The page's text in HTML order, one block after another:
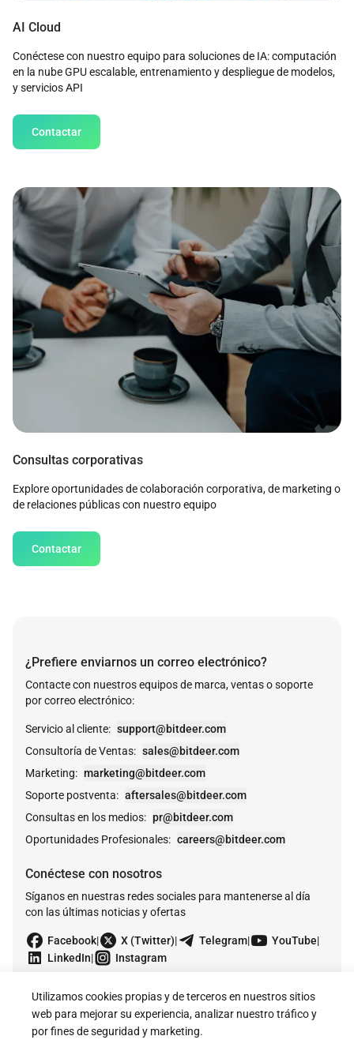
AI Cloud
Conéctese con nuestro equipo para soluciones de IA: computación
en la nube GPU escalable, entrenamiento y despliegue de modelos,
y servicios API
Contactar
Consultas corporativas
Explore oportunidades de colaboración corporativa, de marketing o
de relaciones públicas con nuestro equipo
Contactar
¿Prefiere enviarnos un correo electrónico?
Contacte con nuestros equipos de marca, ventas o soporte
por correo electrónico:
Servicio al cliente: support@bitdeer.com
Consultoría de Ventas: sales@bitdeer.com
Marketing: marketing@bitdeer.com
Soporte postventa: aftersales@bitdeer.com
Consultas en los medios: pr@bitdeer.com
Oportunidades Profesionales: careers@bitdeer.com
Conéctese con nosotros
Síganos en nuestras redes sociales para mantenerse al día
con las últimas noticias y ofertas
 Facebook| X (Twitter)| Telegram| YouTube|
 LinkedIn| Instagram
Utilizamos cookies propias y de terceros en nuestros sitios
web para mejorar su experiencia, analizar nuestro tráfico y
por fines de seguridad y marketing.